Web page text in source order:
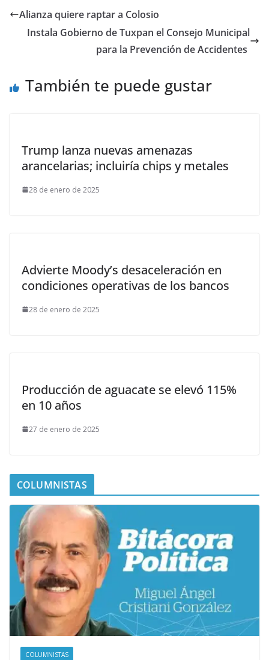
Alianza quiere raptar a Colosio
Instala Gobierno de Tuxpan el Consejo Municipal
para la Prevención de Accidentes
También te puede gustar
Trump lanza nuevas amenazas
arancelarias; incluiría chips y metales
28 de enero de 2025
Advierte Moody’s desaceleración en
condiciones operativas de los bancos
28 de enero de 2025
Producción de aguacate se elevó 115%
en 10 años
27 de enero de 2025
COLUMNISTAS
COLUMNISTAS